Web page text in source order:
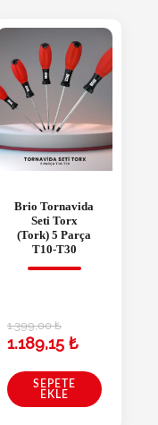
Brio Tornavida
Seti Torx
(Tork) 5 Parça
T10-T30
1.399,00₺
1.189,15 ₺
SEPETE
EKLE